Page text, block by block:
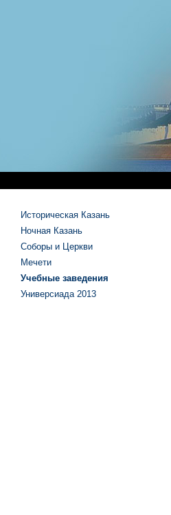
Историческая Казань
Ночная Казань
Соборы и Церкви
Мечети
Учебные заведения
Универсиада 2013